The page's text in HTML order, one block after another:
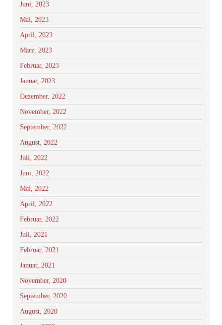
Juni, 2023
Mai, 2023
April, 2023
März, 2023
Februar, 2023
Januar, 2023
Dezember, 2022
November, 2022
September, 2022
August, 2022
Juli, 2022
Juni, 2022
Mai, 2022
April, 2022
Februar, 2022
Juli, 2021
Februar, 2021
Januar, 2021
November, 2020
September, 2020
August, 2020